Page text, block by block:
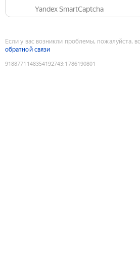
Yandex SmartCaptcha
Если у вас возникли проблемы, пожалуйста,
обратной связи
9188771148354192743:1786190801